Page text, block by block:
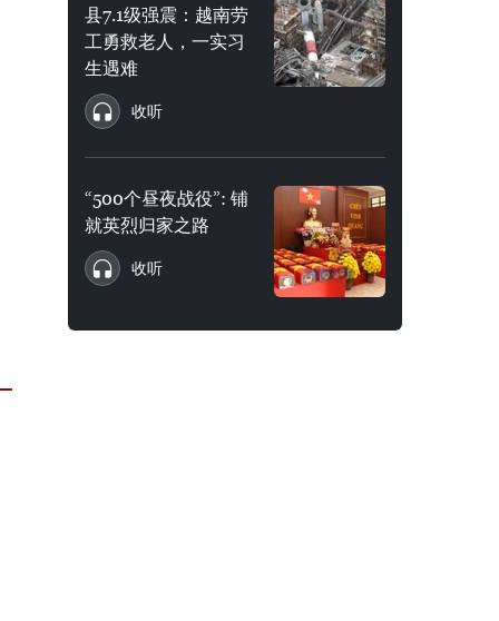
县7.1级强震：越南劳
工勇救老人，一实习
生遇难
收听
“500个昼夜战役”: 铺
就英烈归家之路
收听